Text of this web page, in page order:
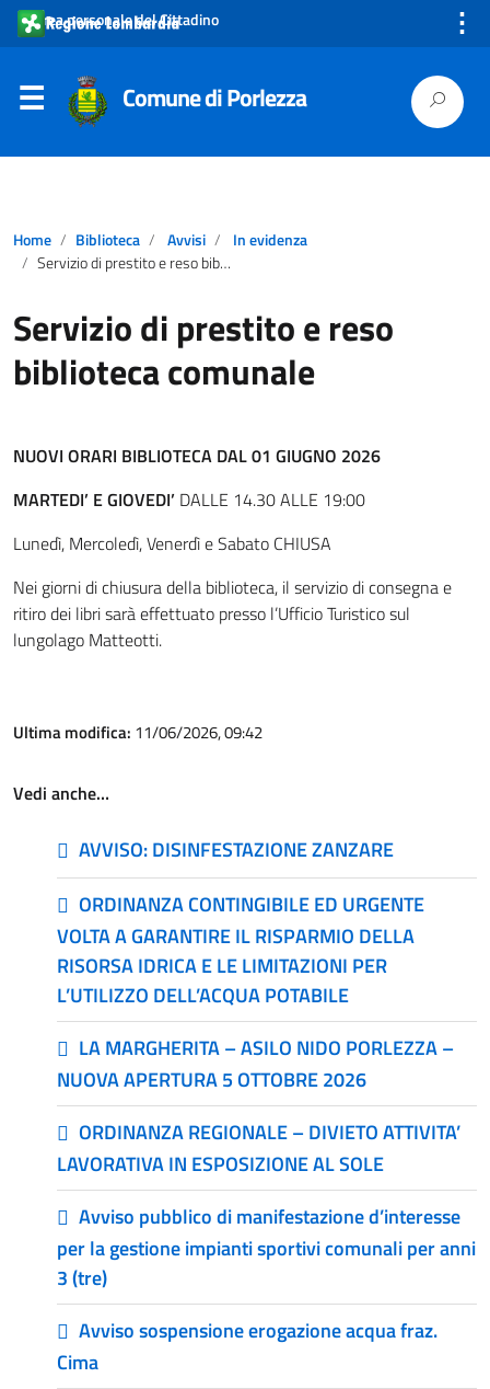
Area personale del Cittadino ⋮
Comune di Porlezza
Home Biblioteca Avvisi
In evidenza
Servizio di prestito e reso biblioteca comunale
Servizio di prestito e reso
biblioteca comunale
NUOVI ORARI BIBLIOTECA DAL 01 GIUGNO 2026
MARTEDI’ E GIOVEDI’ DALLE 14.30 ALLE 19:00
Lunedì, Mercoledì, Venerdì e Sabato CHIUSA
Nei giorni di chiusura della biblioteca, il servizio di consegna e
ritiro dei libri sarà effettuato presso l’Ufficio Turistico sul
lungolago Matteotti.
Ultima modifica: 11/06/2026, 09:42
Vedi anche…
AVVISO: DISINFESTAZIONE ZANZARE
ORDINANZA CONTINGIBILE ED URGENTE
VOLTA A GARANTIRE IL RISPARMIO DELLA
RISORSA IDRICA E LE LIMITAZIONI PER
L’UTILIZZO DELL’ACQUA POTABILE
LA MARGHERITA – ASILO NIDO PORLEZZA –
NUOVA APERTURA 5 OTTOBRE 2026
ORDINANZA REGIONALE – DIVIETO ATTIVITA’
LAVORATIVA IN ESPOSIZIONE AL SOLE
Avviso pubblico di manifestazione d’interesse
per la gestione impianti sportivi comunali per anni
3 (tre)
Avviso sospensione erogazione acqua fraz.
Cima